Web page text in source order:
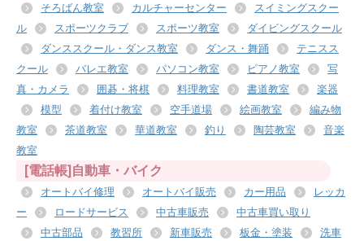
そろばん教室 カルチャーセンター
スイミングスクー
ル
スポーツクラブ スポーツ教室
ダイビングスクール
ダンススクール・ダンス教室
ダンス・舞踊
テニスス
クール
バレエ教室 パソコン教室 ピアノ教室
写
真・カメラ
囲碁・将棋 料理教室 書道教室
楽器
模型
着付け教室 空手道場 絵画教室
編み物
教室
茶道教室 華道教室 釣り 陶芸教室
音楽
教室
[電話帳]自動車・バイク
オートバイ修理 オートバイ販売 カー用品
レッカ
ー
ロードサービス 中古車販売
中古車買い取り
中古部品
教習所 新車販売 板金・塗装
洗車